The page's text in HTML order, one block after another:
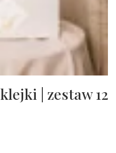
| zestaw 12